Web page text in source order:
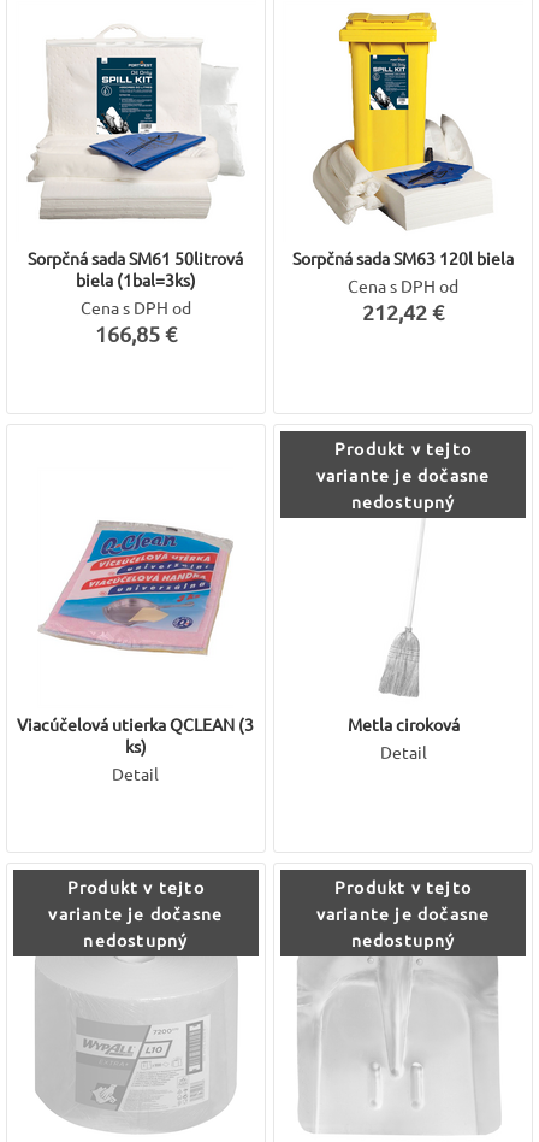
Sorpčná sada SM61 50litrová
biela (1bal=3ks)
Cena s DPH od
166,85 €
Sorpčná sada SM63 120l biela
Cena s DPH od
212,42 €
Viacúčelová utierka QCLEAN (3
ks)
Detail
Produkt v tejto
variante je dočasne
nedostupný
Metla ciroková
Detail
Produkt v tejto
variante je dočasne
nedostupný
Produkt v tejto
variante je dočasne
nedostupný